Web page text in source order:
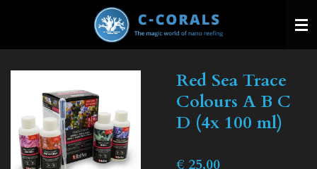
Red Sea Trace
Colours A B C
D (4x 100 ml)
€ 25,00